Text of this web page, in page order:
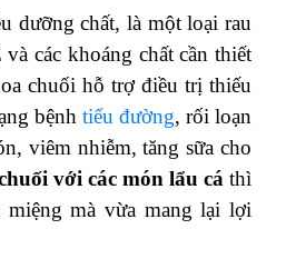
dưỡng chất, là một loại rau
các khoáng chất cần thiết
chuối hỗ trợ điều trị thiếu
bệnh tiểu đường, rối loạn
viêm nhiễm, tăng sữa cho
với các món lẩu cá thì
miệng mà vừa mang lại lợi